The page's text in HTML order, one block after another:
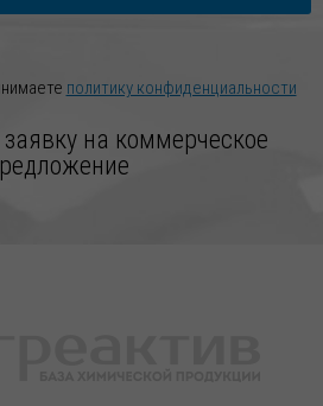
политику конфиденциальности
на коммерческое